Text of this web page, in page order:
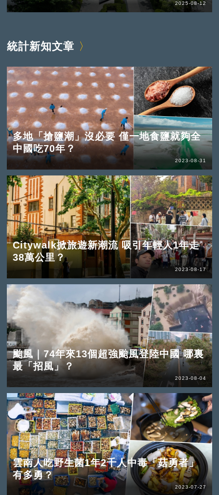
2025-08-12
統計新知文章
多地「搶鹽潮」沒必要 僅一地食鹽就夠全
中國吃70年？
2023-08-31
Citywalk掀旅遊新潮流 吸引年輕人1年走
38萬公里？
2023-08-17
颱風｜74年來13個超強颱風登陸中國 哪裏
最「招風」？
2023-08-04
雲南人吃野生菌1年2千人中毒「菇勇者」
有多勇？
2023-07-27